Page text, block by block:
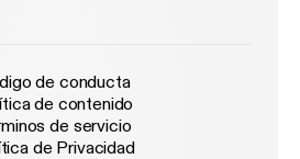
de conducta
de contenido
de servicio
de Privacidad